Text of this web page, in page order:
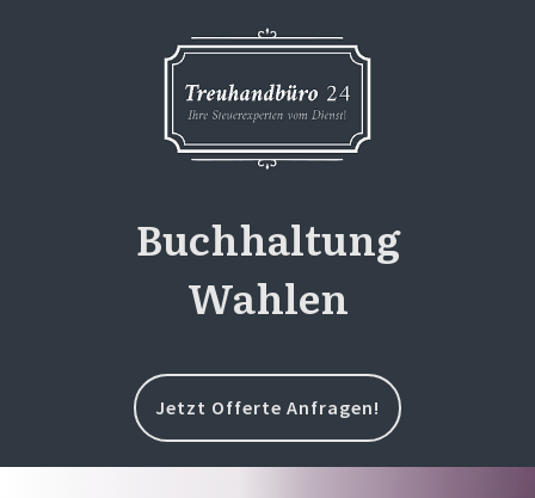
Buchhaltung
Wahlen
Jetzt Offerte Anfragen!